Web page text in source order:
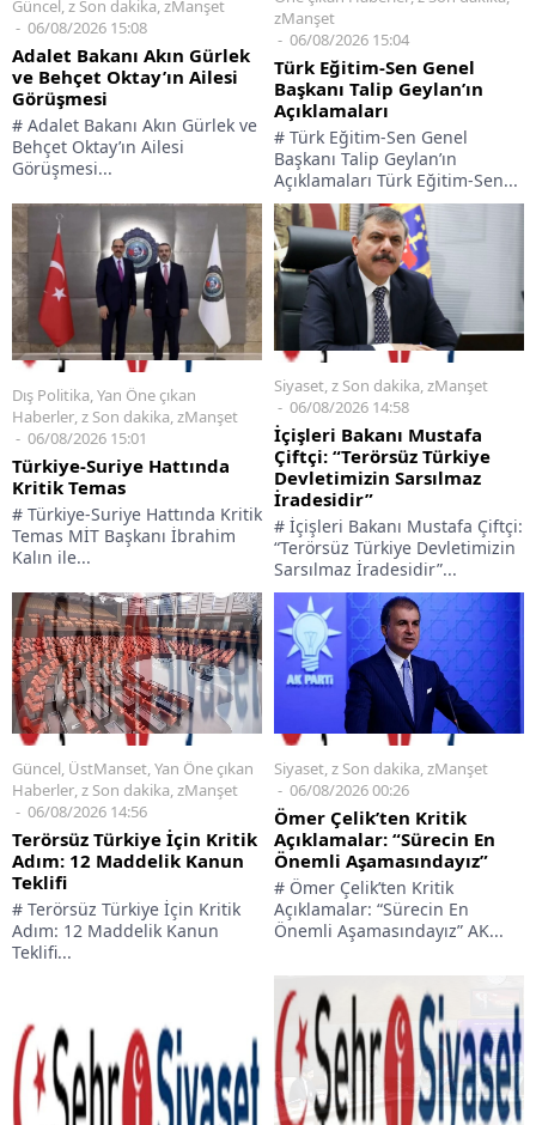
Güncel,z Son dakika,zManşet
06/08/2026 15:08
Adalet Bakanı Akın Gürlek
ve Behçet Oktay’ın Ailesi
Görüşmesi
# Adalet Bakanı Akın Gürlek ve
Behçet Oktay’ın Ailesi
Görüşmesi...
zManşet
06/08/2026 15:04
Türk Eğitim-Sen Genel
Başkanı Talip Geylan’ın
Açıklamaları
# Türk Eğitim-Sen Genel
Başkanı Talip Geylan’ın
Açıklamaları Türk Eğitim-Sen...
Dış Politika,Yan Öne çıkan
Haberler,z Son dakika,zManşet
06/08/2026 15:01
Türkiye-Suriye Hattında
Kritik Temas
# Türkiye-Suriye Hattında Kritik
Temas MİT Başkanı İbrahim
Kalın ile...
Siyaset,z Son dakika,zManşet
06/08/2026 14:58
İçişleri Bakanı Mustafa
Çiftçi: “Terörsüz Türkiye
Devletimizin Sarsılmaz
İradesidir”
# İçişleri Bakanı Mustafa Çiftçi:
“Terörsüz Türkiye Devletimizin
Sarsılmaz İradesidir”...
Güncel, ÜstManset,Yan Öne çıkan
Haberler,z Son dakika,zManşet
06/08/2026 14:56
Terörsüz Türkiye İçin Kritik
Adım: 12 Maddelik Kanun
Teklifi
# Terörsüz Türkiye İçin Kritik
Adım: 12 Maddelik Kanun
Teklifi...
Siyaset,z Son dakika,zManşet
06/08/2026 00:26
Ömer Çelik’ten Kritik
Açıklamalar: “Sürecin En
Önemli Aşamasındayız”
# Ömer Çelik’ten Kritik
Açıklamalar: “Sürecin En
Önemli Aşamasındayız” AK...